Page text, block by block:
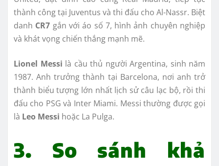
thành công tại Juventus và thi đấu cho Al-Nassr. Biệt
danh CR7 gắn với áo số 7, hình ảnh chuyên nghiệp
và khát vọng chiến thắng mạnh mẽ.
Lionel Messi là cầu thủ người Argentina, sinh năm
1987. Anh trưởng thành tại Barcelona, nơi anh trở
thành biểu tượng lớn nhất lịch sử câu lạc bộ, rồi thi
đấu cho PSG và Inter Miami. Messi thường được gọi
là Leo Messi hoặc La Pulga.
3. So sánh khả